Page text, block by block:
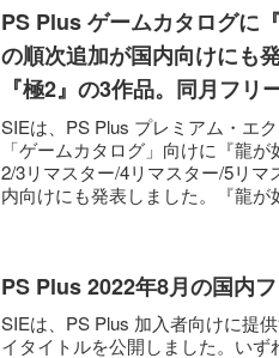
PS Plus ゲームカタログに
の順次追加が国内向けにも
『極2』の3作品。同月フ
へ
SIEは、PS Plus プレミアム・エ
「ゲームカタログ」向けに『龍
2/3リマスター/4リマスター/5リ
内向けにも発表しました。『龍が
PS Plus 2022年8月の国内
SIEは、PS Plus 加入者向けに提
イタイトルを公開しました。い